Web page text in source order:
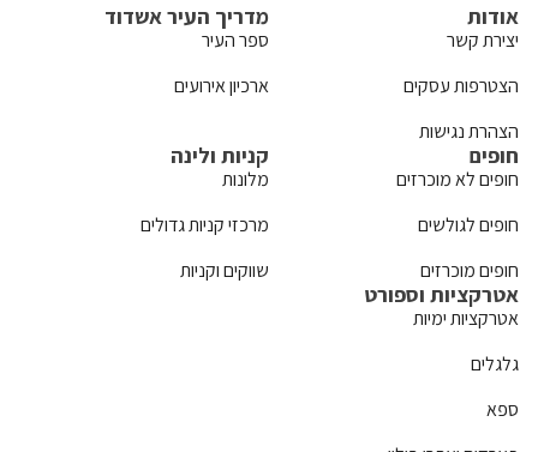
אודות
יצירת קשר
הצטרפות עסקים
הצהרת נגישות
מדריך העיר אשדוד
ספר העיר
ארכיון אירועים
חופים
חופים לא מוכרזים
חופים לגולשים
חופים מוכרזים
קניות ולינה
מלונות
מרכזי קניות גדולים
שווקים וקניות
אטרקציות וספורט
אטרקציות ימיות
גלגלים
ספא